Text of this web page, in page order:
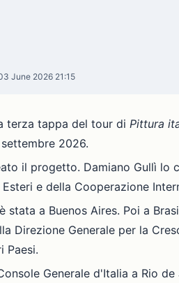
June 2026 21:15
terza tappa del tour di Pittura
2026.
il progetto. Damiano Gullì lo
e della Cooperazione
stata a Buenos Aires. Poi a
Direzione Generale per la
Paesi.
Generale d'Italia a Rio